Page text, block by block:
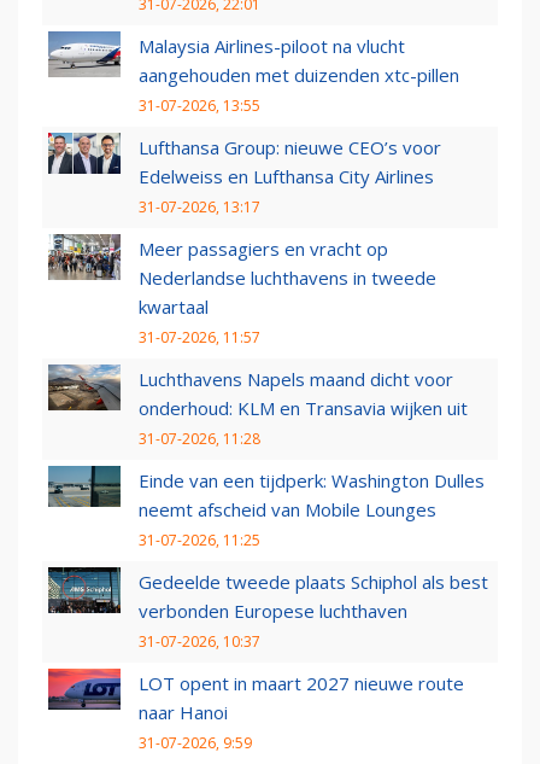
31-07-2026, 22:01
Malaysia Airlines-piloot na vlucht
aangehouden met duizenden xtc-pillen
31-07-2026, 13:55
Lufthansa Group: nieuwe CEO’s voor
Edelweiss en Lufthansa City Airlines
31-07-2026, 13:17
Meer passagiers en vracht op
Nederlandse luchthavens in tweede
kwartaal
31-07-2026, 11:57
Luchthavens Napels maand dicht voor
onderhoud: KLM en Transavia wijken uit
31-07-2026, 11:28
Einde van een tijdperk: Washington Dulles
neemt afscheid van Mobile Lounges
31-07-2026, 11:25
Gedeelde tweede plaats Schiphol als best
verbonden Europese luchthaven
31-07-2026, 10:37
LOT opent in maart 2027 nieuwe route
naar Hanoi
31-07-2026, 9:59